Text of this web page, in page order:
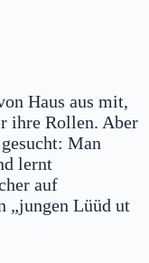
Haus aus mit,
ihre Rollen. Aber
Man
lernt
auf
„jungen Lüüd ut